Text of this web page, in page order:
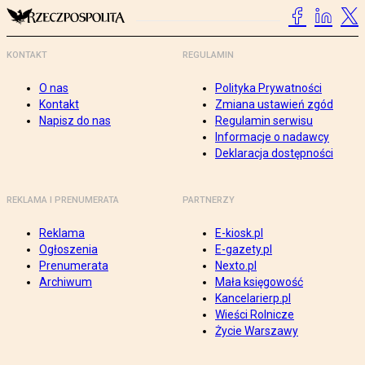
KONTAKT
O nas
Kontakt
Napisz do nas
REGULAMIN
Polityka Prywatności
Zmiana ustawień zgód
Regulamin serwisu
Informacje o nadawcy
Deklaracja dostępności
REKLAMA I PRENUMERATA
Reklama
Ogłoszenia
Prenumerata
Archiwum
PARTNERZY
E-kiosk.pl
E-gazety.pl
Nexto.pl
Mała księgowość
Kancelarierp.pl
Wieści Rolnicze
Życie Warszawy